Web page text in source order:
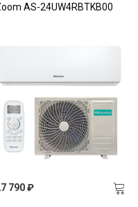
AS-24UW4RBTKB00
790 ₽